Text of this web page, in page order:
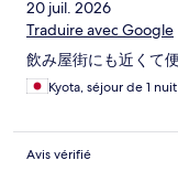
20 juil. 2026
Traduire avec Google
飲み屋街にも近くて
Kyota, séjour de 1 nuit
Avis vérifié